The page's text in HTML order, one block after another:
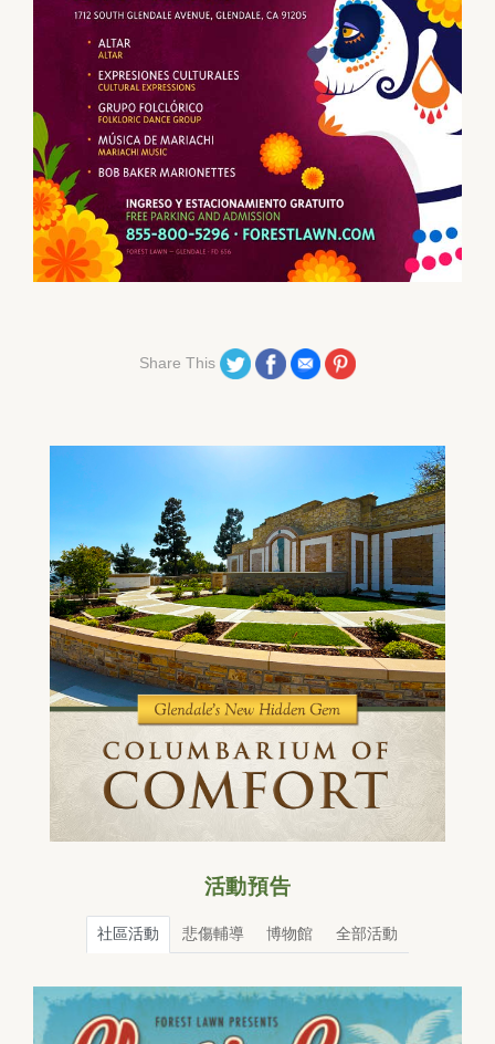
Share This Share on Twitter
Share on Facebook
Share on Email
Share on Pinterest
活動預告
社區活動 悲傷輔導 博物館 全部活動